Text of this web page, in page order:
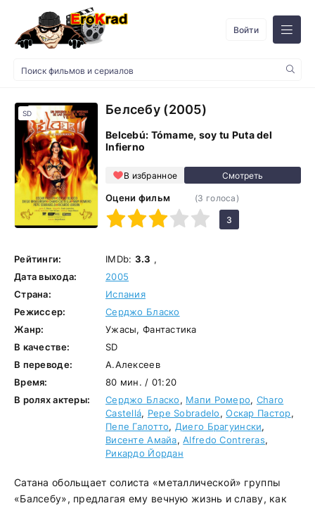
Войти
Белсебу (2005)
Belcebú: Tómame, soy tu Puta del
Infierno
В избранное
SD
Оцени фильм
1
2 3 5
(3 голоса)
3
Рейтинги: IMDb: 3.3 ,
Дата выхода:
2005
Страна:
Испания
Режиссер:
Серджо Бласко
Жанр:
Ужасы, Фантастика
В качестве:
SD
В переводе:
А.Алексеев
Время:
80 мин. / 01:20
В ролях актеры:
Серджо Бласко, Мапи Ромеро, Charo
Castellá, Pepe Sobradelo,Оскар Пастор,
Пепе Галотто, Диего Брагуински,
Висенте Амайа,Alfredo Contreras,
Рикардо Йордан
Сатана обольщает солиста «металлической» группы
«Балсебу», предлагая ему вечную жизнь и славу, как